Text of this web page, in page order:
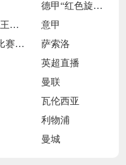
德甲“红色旋风”的激情逐梦征途
德甲“昔日王者”的跌宕复兴长卷
意甲
拉齐奥的比赛之路
萨索洛
英超直播
曼联
瓦伦西亚
利物浦
曼城